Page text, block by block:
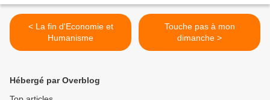
< La fin d'Economie et
Humanisme
Touche pas à mon
dimanche >
Hébergé par Overblog